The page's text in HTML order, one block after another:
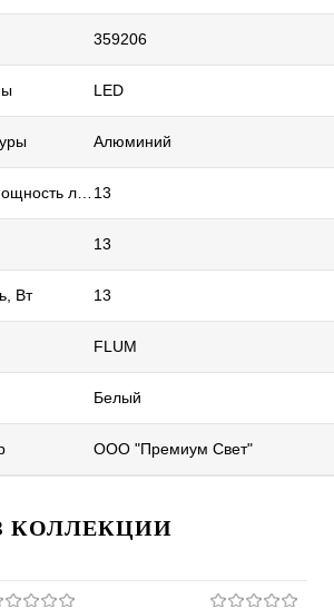
359206
LED
Алюминий
13
13
Вт 13
FLUM
Белый
ООО "Премиум Свет"
КОЛЛЕКЦИИ